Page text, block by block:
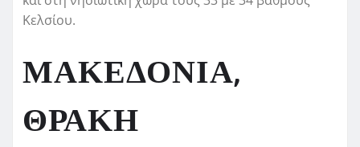
Κελσίου.
ΜΑΚΕΔΟΝΙΑ,
ΘΡΑΚΗ